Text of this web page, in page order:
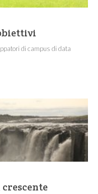
di campus di data